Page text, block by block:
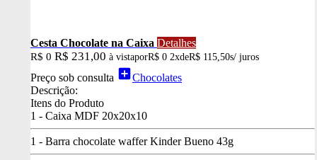
Cesta Chocolate na Caixa Detalhes
R$ 0 R$ 231,00 à vistaporR$ 0 2xdeR$ 115,50s/ juros
Preço sob consulta add_boxChocolates
Descrição:
Itens do Produto
1 - Caixa MDF 20x20x10
1 - Barra chocolate waffer Kinder Bueno 43g